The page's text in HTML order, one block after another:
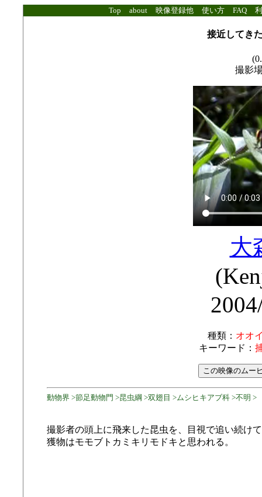
Top about 映像登録他 使い方 FAQ
接近してき
撮影
種類： オオ
キーワード：
動物界 >節足動物門 >昆虫綱 >双翅目 >ムシヒキアブ科 >不明 >
撮影者の頭上に飛来した昆虫を、目視で追い続け
獲物はモモブトカミキリモドキと思われる。